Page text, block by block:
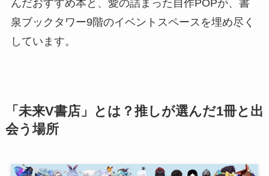
んだおすすめ本と、愛の詰まった自作POPが、書
泉ブックタワー9階のイベントスペースを埋め尽く
しています。
「未来V書店」とは？推しが選んだ1冊と出
会う場所